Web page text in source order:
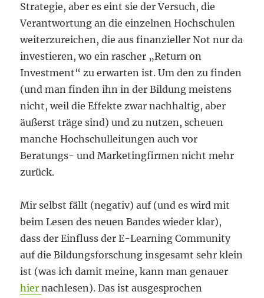
Strategie, aber es eint sie der Versuch, die
Verantwortung an die einzelnen Hochschulen
weiterzureichen, die aus finanzieller Not nur da
investieren, wo ein rascher „Return on
Investment“ zu erwarten ist. Um den zu finden
(und man finden ihn in der Bildung meistens
nicht, weil die Effekte zwar nachhaltig, aber
äußerst träge sind) und zu nutzen, scheuen
manche Hochschulleitungen auch vor
Beratungs- und Marketingfirmen nicht mehr
zurück.
Mir selbst fällt (negativ) auf (und es wird mit
beim Lesen des neuen Bandes wieder klar),
dass der Einfluss der E-Learning Community
auf die Bildungsforschung insgesamt sehr klein
ist (was ich damit meine, kann man genauer
hiernachlesen). Das ist ausgesprochen